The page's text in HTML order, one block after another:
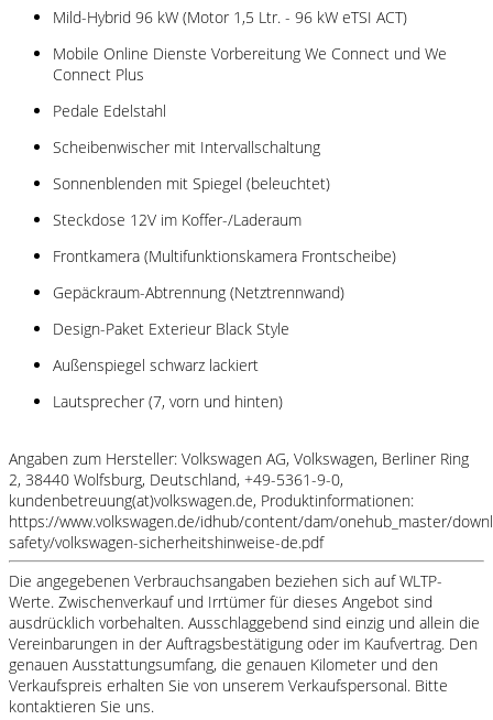
Mild-Hybrid 96 kW (Motor 1,5 Ltr. - 96 kW eTSI ACT)
Mobile Online Dienste Vorbereitung We Connect und We
Connect Plus
Pedale Edelstahl
Scheibenwischer mit Intervallschaltung
Sonnenblenden mit Spiegel (beleuchtet)
Steckdose 12V im Koffer-/Laderaum
Frontkamera (Multifunktionskamera Frontscheibe)
Gepäckraum-Abtrennung (Netztrennwand)
Design-Paket Exterieur Black Style
Außenspiegel schwarz lackiert
Lautsprecher (7, vorn und hinten)
Angaben zum Hersteller: Volkswagen AG, Volkswagen, Berliner Ring
2, 38440 Wolfsburg, Deutschland, +49-5361-9-0,
kundenbetreuung(at)volkswagen.de, Produktinformationen:
https://www.volkswagen.de/idhub/content/dam/onehub_master/
safety/volkswagen-sicherheitshinweise-de.pdf
Die angegebenen Verbrauchsangaben beziehen sich auf WLTP-
Werte. Zwischenverkauf und Irrtümer für dieses Angebot sind
ausdrücklich vorbehalten. Ausschlaggebend sind einzig und allein die
Vereinbarungen in der Auftragsbestätigung oder im Kaufvertrag. Den
genauen Ausstattungsumfang, die genauen Kilometer und den
Verkaufspreis erhalten Sie von unserem Verkaufspersonal. Bitte
kontaktieren Sie uns.